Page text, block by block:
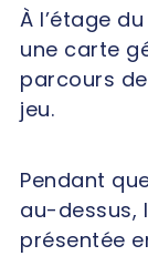
À l’étage
une carte
parcours
jeu.
Pendant
au-dessus,
présentée